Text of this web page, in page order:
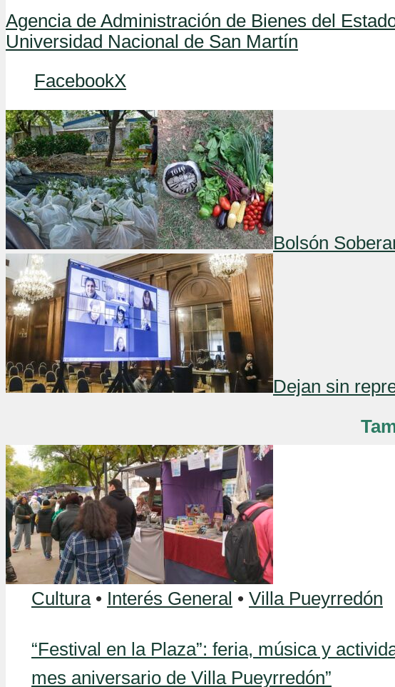
Agencia de Administración de Bienes del
Universidad Nacional de San Martín
FacebookX
Bolsón
Dejan sin
Cultura • Interés General • Villa Pueyrredón
“Festival en la Plaza”: feria, música y
mes aniversario de Villa Pueyrredón”